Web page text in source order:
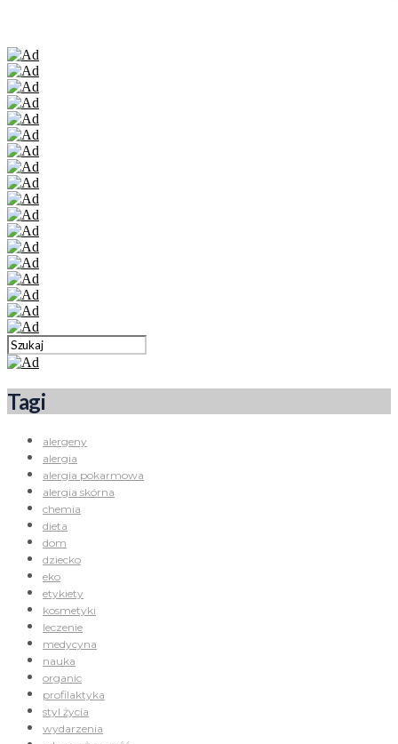
Tagi
alergeny
alergia
alergia pokarmowa
alergia skórna
chemia
dieta
dom
dziecko
eko
etykiety
kosmetyki
leczenie
medycyna
nauka
organic
profilaktyka
styl życia
wydarzenia